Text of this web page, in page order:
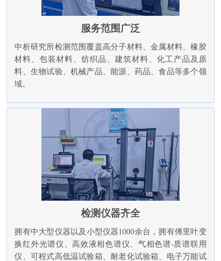
服务范围广泛
中析研究所检测范围覆盖高分子材料、金属材料、橡胶
材料、包装材料、纺织品、建筑材料、化工产品及原
料、生物试验、机械产品、能源、药品、食品等多个领
域。
检测仪器齐全
拥有中大型仪器以及小型仪器1000余台，拥有傅里叶变
换红外光谱仪、高效液相色谱仪、气相色谱-质谱联用
仪、可程式高低温试验箱、耐老化试验箱、电子万能试